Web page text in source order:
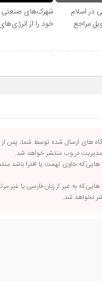
در اسلام
مراجع
شهرک‌های صنعتی
خود را از
های ارسال شده توسط شما، پس از
مدیریت در وب منتشر خواهد شد.
هایی که حاوی تهمت یا افترا باشد
هایی که به غیر از زبان فارسی یا غیر
نخواهد شد.